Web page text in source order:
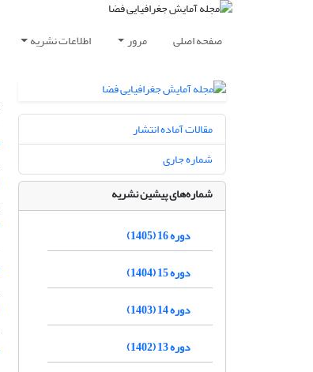
صفحه اصلی مرور اطلاعات نشریه
مقالات آماده انتشار
شماره جاری
شماره‌های پیشین نشریه
دوره 16 (1405)
دوره 15 (1404)
دوره 14 (1403)
دوره 13 (1402)